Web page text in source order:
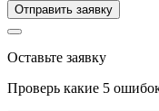
Отправить заявку
Оставьте заявку
Проверь какие 5